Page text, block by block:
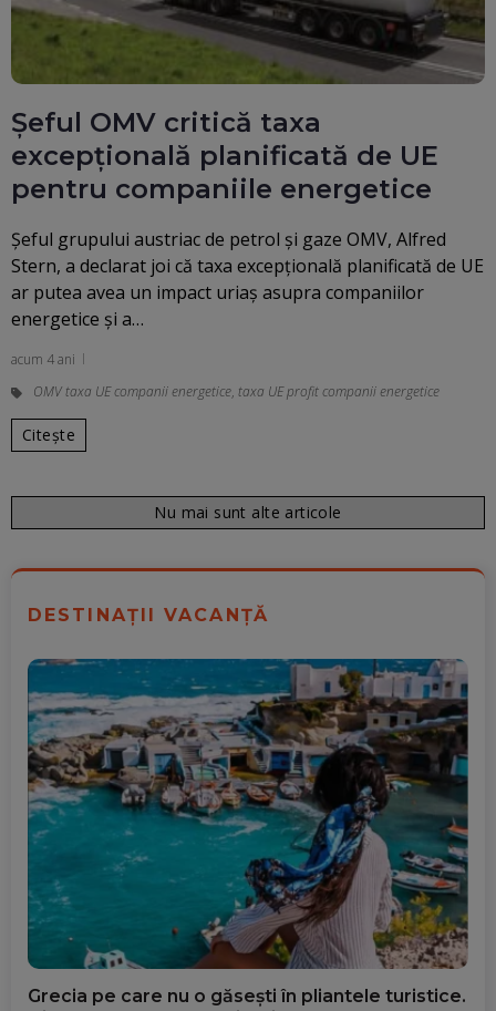
Şeful OMV critică taxa
excepţională planificată de UE
pentru companiile energetice
Şeful grupului austriac de petrol şi gaze OMV, Alfred
Stern, a declarat joi că taxa excepţională planificată de UE
ar putea avea un impact uriaş asupra companiilor
energetice şi a…
acum 4 ani
OMV taxa UE companii energetice, taxa UE profit companii energetice
Citește
Nu mai sunt alte articole
DESTINAȚII VACANȚĂ
Grecia pe care nu o găsești în pliantele turistice.